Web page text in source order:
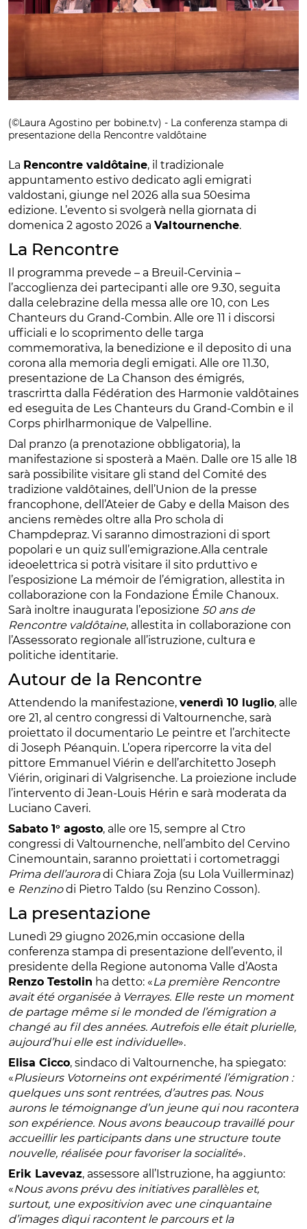
(©Laura Agostino per bobine.tv) - La conferenza stampa di
presentazione della Rencontre valdôtaine
La Rencontre valdôtaine, il tradizionale
appuntamento estivo dedicato agli emigrati
valdostani, giunge nel 2026 alla sua 50esima
edizione. L’evento si svolgerà nella giornata di
domenica 2 agosto 2026 a Valtournenche.
La Rencontre
Il programma prevede – a Breuil-Cervinia –
l’accoglienza dei partecipanti alle ore 9.30, seguita
dalla celebrazine della messa alle ore 10, con Les
Chanteurs du Grand-Combin. Alle ore 11 i discorsi
ufficiali e lo scoprimento delle targa
commemorativa, la benedizione e il deposito di una
corona alla memoria degli emigati. Alle ore 11.30,
presentazione de La Chanson des émigrés,
trascrirtta dalla Fédération des Harmonie valdôtaines
ed eseguita de Les Chanteurs du Grand-Combin e il
Corps phirlharmonique de Valpelline.
Dal pranzo (a prenotazione obbligatoria), la
manifestazione si sposterà a Maën. Dalle ore 15 alle 18
sarà possibilite visitare gli stand del Comité des
tradizione valdôtaines, dell’Union de la presse
francophone, dell’Ateier de Gaby e della Maison des
anciens remèdes oltre alla Pro schola di
Champdepraz. Vi saranno dimostrazioni di sport
popolari e un quiz sull’emigrazione.Alla centrale
ideoelettrica si potrà visitare il sito prduttivo e
l’esposizione La mémoir de l’émigration, allestita in
collaborazione con la Fondazione Émile Chanoux.
Sarà inoltre inaugurata l’eposizione 50 ans de
Rencontre valdôtaine, allestita in collaborazione con
l’Assessorato regionale all’istruzione, cultura e
politiche identitarie.
Autour de la Rencontre
Attendendo la manifestazione, venerdì 10 luglio, alle
ore 21, al centro congressi di Valtournenche, sarà
proiettato il documentario Le peintre et l’architecte
di Joseph Péanquin. L’opera ripercorre la vita del
pittore Emmanuel Viérin e dell’architetto Joseph
Viérin, originari di Valgrisenche. La proiezione include
l’intervento di Jean-Louis Hérin e sarà moderata da
Luciano Caveri.
Sabato 1° agosto, alle ore 15, sempre al Ctro
congressi di Valtournenche, nell’ambito del Cervino
Cinemountain, saranno proiettati i cortometraggi
Prima dell’auroradi Chiara Zoja (su Lola Vuillerminaz)
e Renzinodi Pietro Taldo (su Renzino Cosson).
La presentazione
Lunedì 29 giugno 2026,min occasione della
conferenza stampa di presentazione dell’evento, il
presidente della Regione autonoma Valle d’Aosta
Renzo Testolin ha detto: «La première Rencontre
avait été organisée à Verrayes. Elle reste un moment
de partage même si le monded de l’émigration a
changé au fil des années. Autrefois elle était plurielle,
aujourd’hui elle est individuelle».
Elisa Cicco, sindaco di Valtournenche, ha spiegato:
«Plusieurs Votorneins ont expérimenté l’émigration :
quelques uns sont rentrées, d’autres pas. Nous
aurons le témoignange d’un jeune qui nou racontera
son expérience. Nous avons beaucoup travaillé pour
accueillir les participants dans une structure toute
nouvelle, réalisée pour favoriser la socialité».
Erik Lavevaz, assessore all’Istruzione, ha aggiunto:
«Nous avons prévu des initiatives parallèles et,
surtout, une expositivion avec une cinquantaine
d’images dìqui racontent le parcours et la